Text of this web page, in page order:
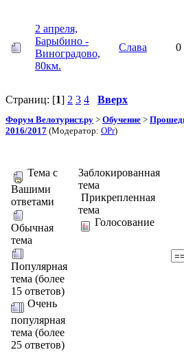
2 апреля,
Барыбино -
Виноградово,
80км.
Слава 0
Страниц: [1] 2 3 4 Вверх
Форум Велотурист.ру > Обучение >
2016/2017 (Модератор: OPr)
Тема с
Вашими
ответами
Обычная
тема
Популярная
тема (более
15 ответов)
Очень
популярная
тема (более
25 ответов)
Заблокированная
тема
Прикрепленная
тема
Голосование